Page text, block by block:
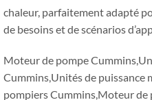
chaleur, parfaitement adapté
de besoins et de scénarios
Moteur de pompe
Cummins,Unités de puissance
pompiers Cummins,Moteur